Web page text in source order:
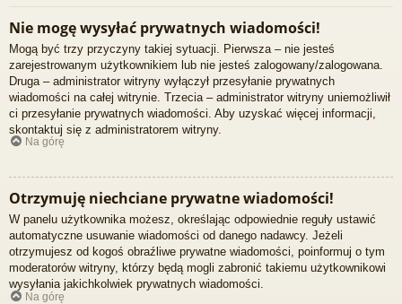
Nie mogę wysyłać prywatnych wiadomości!
Mogą być trzy przyczyny takiej sytuacji. Pierwsza – nie jesteś
zarejestrowanym użytkownikiem lub nie jesteś zalogowany/zalogowana.
Druga – administrator witryny wyłączył przesyłanie prywatnych
wiadomości na całej witrynie. Trzecia – administrator witryny uniemożliwił
ci przesyłanie prywatnych wiadomości. Aby uzyskać więcej informacji,
skontaktuj się z administratorem witryny.
Na górę
Otrzymuję niechciane prywatne wiadomości!
W panelu użytkownika możesz, określając odpowiednie reguły ustawić
automatyczne usuwanie wiadomości od danego nadawcy. Jeżeli
otrzymujesz od kogoś obraźliwe prywatne wiadomości, poinformuj o tym
moderatorów witryny, którzy będą mogli zabronić takiemu użytkownikowi
wysyłania jakichkolwiek prywatnych wiadomości.
Na górę